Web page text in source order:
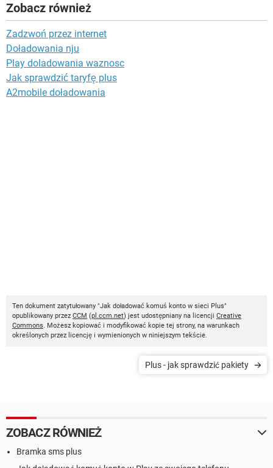
Zobacz również
Zadzwoń przez internet
Doładowania nju
Play doladowania waznosc
Jak sprawdzić taryfę plus
A2mobile doładowania
Ten dokument zatytułowany "Jak doładować komuś konto w sieci Plus"
opublikowany przez CCM (pl.ccm.net) jest udostępniany na licencji Creative
Commons. Możesz kopiować i modyfikować kopie tej strony, na warunkach
określonych przez licencję i wymienionych w niniejszym tekście.
Plus - jak sprawdzić pakiety
ZOBACZ RÓWNIEŻ
Bramka sms plus